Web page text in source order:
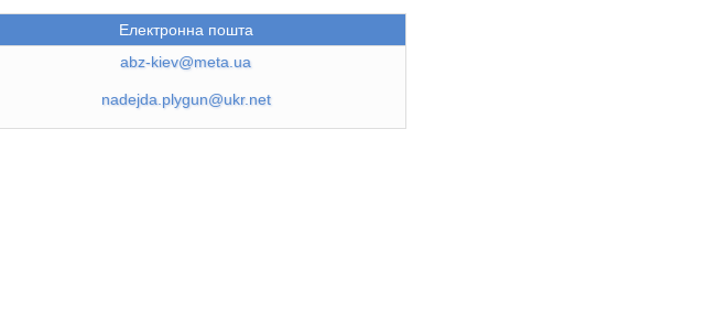
Електронна пошта
abz-kiev@meta.ua
nadejda.plygun@ukr.net